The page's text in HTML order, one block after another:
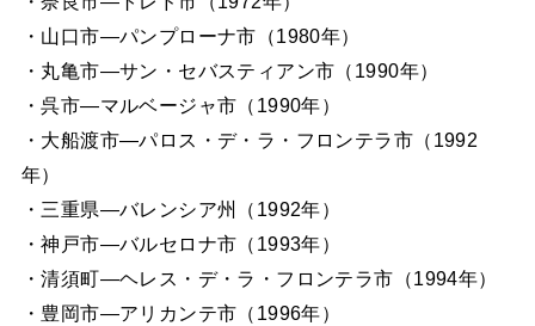
・山口市―パンプローナ市（1980年）
・丸亀市―サン・セバスティアン市（1990年）
・呉市―マルベージャ市（1990年）
・大船渡市―パロス・デ・ラ・フロンテラ市（1992
年）
・三重県―バレンシア州（1992年）
・神戸市―バルセロナ市（1993年）
・清須町―ヘレス・デ・ラ・フロンテラ市（1994年）
・豊岡市―アリカンテ市（1996年）